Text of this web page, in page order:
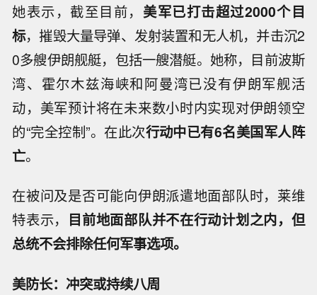
她表示，截至目前， 美军已打击超过2000个目
标，摧毁大量导弹、发射装置和无人机，并击沉2
0多艘伊朗舰艇，包括一艘潜艇。她称，目前波斯
湾、霍尔木兹海峡和阿曼湾已没有伊朗军舰活
动，美军预计将在未来数小时内实现对伊朗领空
的“完全控制”。在此次行动中已有6名美国军人阵
亡。
在被问及是否可能向伊朗派遣地面部队时，莱维
特表示， 目前地面部队并不在行动计划之内，但
总统不会排除任何军事选项。
美防长：冲突或持续八周